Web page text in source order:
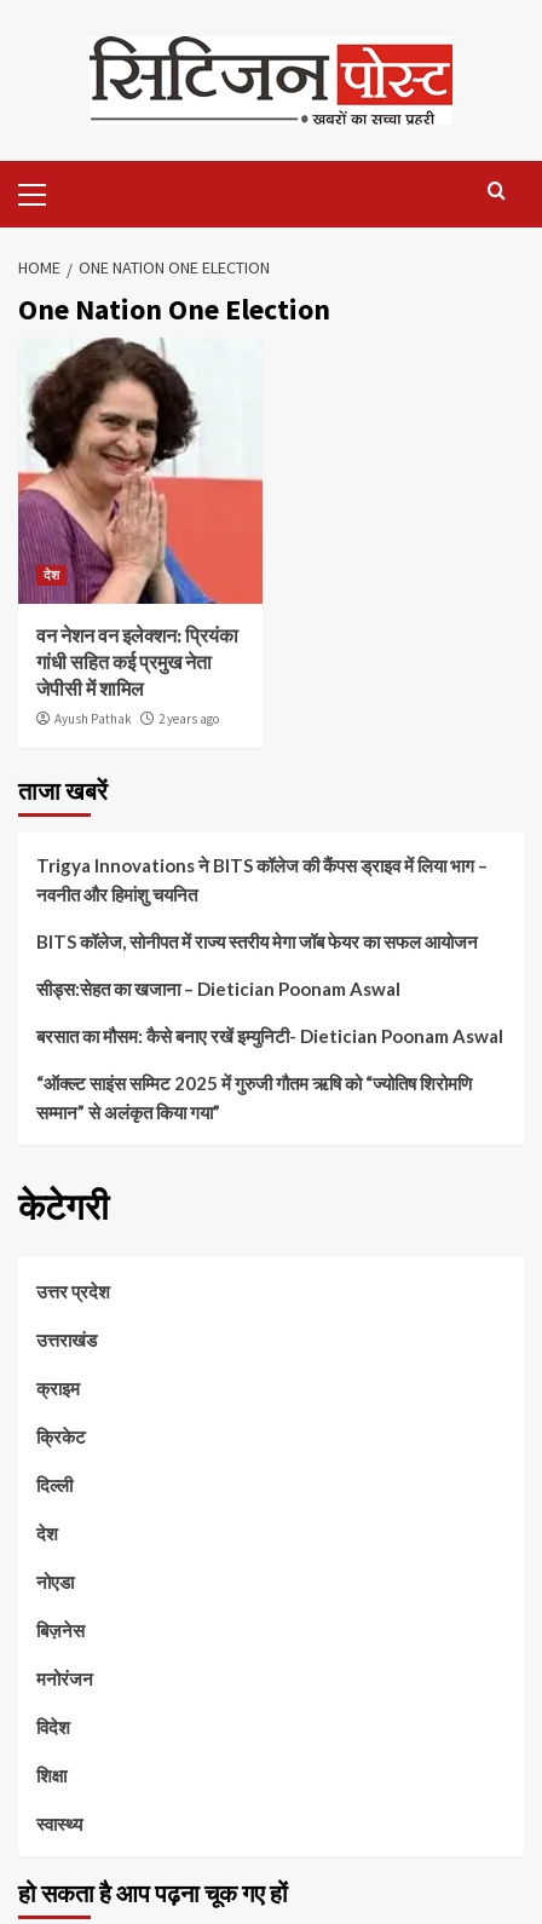
HOME ONE NATION ONE ELECTION
One Nation One Election
देश
वन नेशन वन इलेक्शन: प्रियंका
गांधी सहित कई प्रमुख नेता
जेपीसी में शामिल
Ayush Pathak 2 years ago
ताजा खबरें
Trigya Innovations ने BITS कॉलेज की कैंपस ड्राइव में लिया भाग –
नवनीत और हिमांशु चयनित
BITS कॉलेज, सोनीपत में राज्य स्तरीय मेगा जॉब फेयर का सफल आयोजन
सीड्स:सेहत का खजाना – Dietician Poonam Aswal
बरसात का मौसम: कैसे बनाए रखें इम्युनिटी- Dietician Poonam Aswal
“ऑक्ल्ट साइंस सम्मिट 2025 में गुरुजी गौतम ऋषि को “ज्योतिष शिरोमणि
सम्मान” से अलंकृत किया गया”
केटेगरी
उत्तर प्रदेश
उत्तराखंड
क्राइम
क्रिकेट
दिल्ली
देश
नोएडा
बिज़नेस
मनोरंजन
विदेश
शिक्षा
स्वास्थ्य
हो सकता है आप पढ़ना चूक गए हों